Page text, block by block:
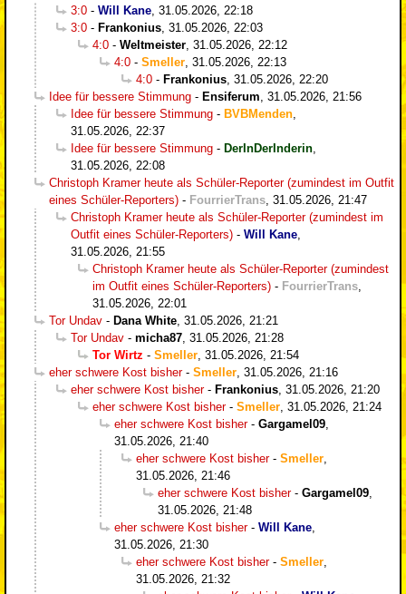
3:0 - Will Kane 31.05.2026, 22:18
3:0 - Frankonius 31.05.2026, 22:03
4:0 - Weltmeister 31.05.2026, 22:12
4:0 - Smeller 31.05.2026, 22:13
4:0 - Frankonius 31.05.2026, 22:20
Idee für bessere Stimmung - Ensiferum 31.05.2026, 21:56
Idee für bessere Stimmung - BVBMenden
31.05.2026, 22:37
Idee für bessere Stimmung - DerInDerInderin
31.05.2026, 22:08
Christoph Kramer heute als Schüler-Reporter (zumindest im Outfit
eines Schüler-Reporters) - FourrierTrans 31.05.2026, 21:47
Christoph Kramer heute als Schüler-Reporter (zumindest im
Outfit eines Schüler-Reporters) - Will Kane
31.05.2026, 21:55
Christoph Kramer heute als Schüler-Reporter (zumindest
im Outfit eines Schüler-Reporters) - FourrierTrans
31.05.2026, 22:01
Tor Undav - Dana White 31.05.2026, 21:21
Tor Undav - micha87 31.05.2026, 21:28
Tor Wirtz - Smeller 31.05.2026, 21:54
eher schwere Kost bisher- Smeller 31.05.2026, 21:16
eher schwere Kost bisher- Frankonius 31.05.2026, 21:20
eher schwere Kost bisher- Smeller 31.05.2026, 21:24
eher schwere Kost bisher- Gargamel09
31.05.2026, 21:40
eher schwere Kost bisher- Smeller
31.05.2026, 21:46
eher schwere Kost bisher- Gargamel09
31.05.2026, 21:48
eher schwere Kost bisher- Will Kane
31.05.2026, 21:30
eher schwere Kost bisher- Smeller
31.05.2026, 21:32